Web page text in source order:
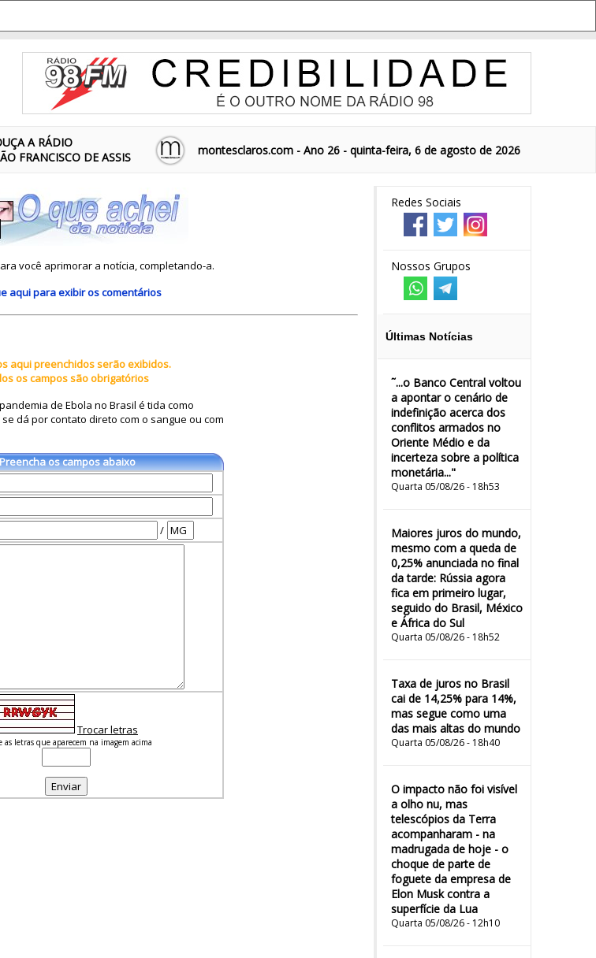
A RÁDIO
FRANCISCO DE ASSIS
montesclaros.com - Ano 26 - quinta-feira, 6 de agosto de 2026
Redes Sociais
Nossos Grupos
Últimas Notícias
˜...o Banco Central voltou
a apontar o cenário de
indefinição acerca dos
conflitos armados no
Oriente Médio e da
incerteza sobre a política
monetária..."
Quarta 05/08/26 - 18h53
Maiores juros do mundo,
mesmo com a queda de
0,25% anunciada no final
da tarde: Rússia agora
fica em primeiro lugar,
seguido do Brasil, México
e África do Sul
Quarta 05/08/26 - 18h52
Taxa de juros no Brasil
cai de 14,25% para 14%,
mas segue como uma
das mais altas do mundo
Quarta 05/08/26 - 18h40
O impacto não foi visível
a olho nu, mas
telescópios da Terra
acompanharam - na
madrugada de hoje - o
choque de parte de
foguete da empresa de
Elon Musk contra a
superfície da Lua
Quarta 05/08/26 - 12h10
você aprimorar a notícia, completando-a.
aquipara exibir os comentários
aqui preenchidos serão exibidos.
os campos são obrigatórios
de Ebola no Brasil é tida como
dá por contato direto com o sangue ou com
Preencha os campos abaixo
/
Trocar letras
as letras que aparecem na imagem acima